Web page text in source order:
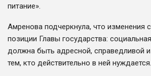
питание».
Амренова подчеркнула, что изменения
позиции Главы государства:
должна быть адресной, справедливой
тем, кто действительно в ней нуждается.